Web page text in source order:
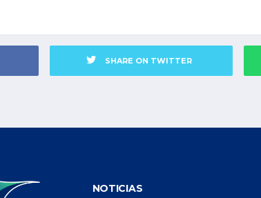
SHARE ON TWITTER
NOTICIAS